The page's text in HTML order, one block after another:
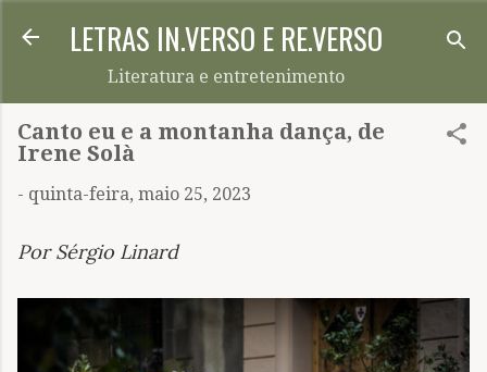
Pular para o conteúdo principal
LETRAS IN.VERSO E RE.VERSO
Literatura e entretenimento
Canto eu e a montanha dança, de
Irene Solà
- quinta-feira, maio 25, 2023
Por Sérgio Linard